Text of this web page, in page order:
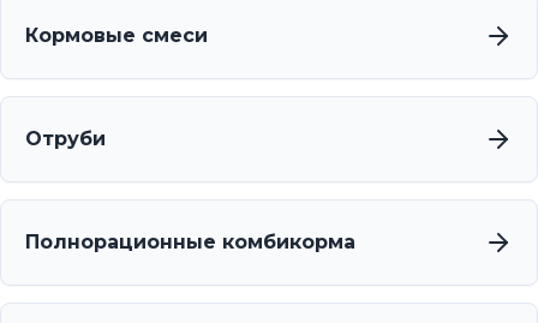
Кормовые смеси
Отруби
Полнорационные комбикорма